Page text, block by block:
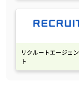
リクルートエージェン
ト